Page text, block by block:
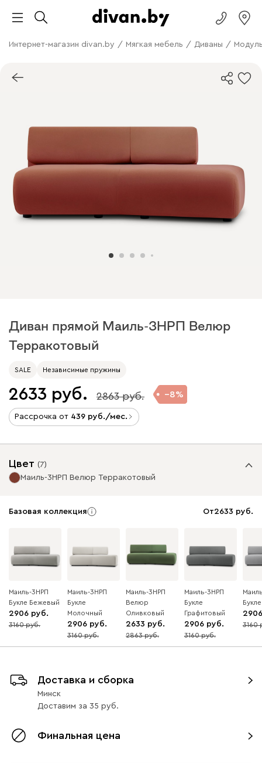
Интернет-магазин divan.by / Мягкая мебель / Диваны /
Диван прямой Маиль-3НРП Велюр
Терракотовый
SALE Независимые пружины
2633 2863 8
Рассрочка от 439 /мес.
Цвет (7)
Маиль-3НРП Велюр Терракотовый
Базовая коллекция От2633
Маиль-3НРП
Букле Бежевый
2906
8
3160
Маиль-3НРП
Букле
Молочный
2906
8
3160
Маиль-3НРП
Велюр
Оливковый
2633
8
2863
Маиль-3НРП
Букле
Графитовый
2906
8
3160
2906
8
3160
Доставка и сборка
Минск
Доставим за 35
Финальная цена